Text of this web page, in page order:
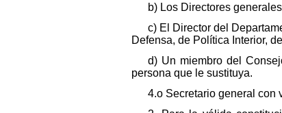
b) Los Directores
c) El Director del
Defensa, de Política Interior,
d) Un miembro del
persona que le sustituya.
4.o Secretario general con